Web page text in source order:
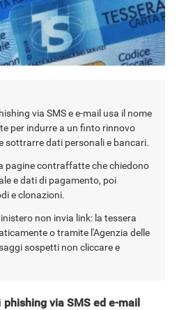
via SMS e e-mail usa il nome
per indurre a un finto rinnovo
sottrarre dati personali e bancari.
pagine contraffatte che chiedono
e dati di pagamento, poi
e clonazioni.
non invia link: la tessera
o tramite l'Agenzia delle
sospetti non cliccare e
phishing via SMS ed e-mail